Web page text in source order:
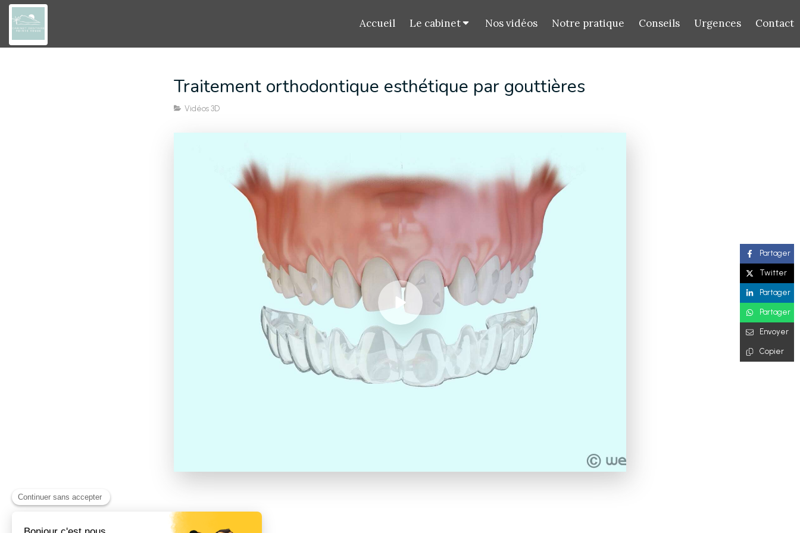
Accueil Le cabinet Nos vidéos Notre pratique Conseils Urgences Contact
Traitement orthodontique esthétique par gouttières
Vidéos 3D
Partager
Twitter
Partager
Partager
Envoyer
Copier